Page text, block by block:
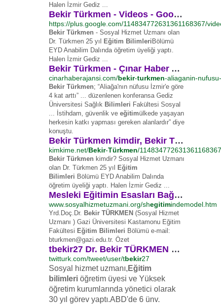
Halen İzmir Gediz ...
Bekir Türkmen - Videos - Google+
https://plus.google.com/114834772631361168367/
Bekir Türkmen - Sosyal Hizmet Uzmanı olan
Dr. Türkmen 25 yıl
Eğitim Bilimleri Bölümü
EYD Anabilim Dalında öğretim üyeliği yaptı.
Halen İzmir Gediz ...
Bekir Türkmen - Çınar Haber Ajansı
cinarhaberajansi.com/bekir-turkmen-aliaganin-
Bekir Türkmen; “Aliağa'nın nüfusu İzmir'e göre
4 kat arttı” ... düzenlenen konferansa Gediz
Üniversitesi Sağlık Bilimleri Fakültesi Sosyal
... İstihdam, güvenlik ve eğitimülkede yaşayan
herkesin katkı yapması gereken alanlardır” diye
konuştu.
Bekir Türkmen kimdir, Bekir Türkmen resimleri, fotoğrafları ...
kimkime.net/Bekir-Türkmen/114834772631361168367
Bekir Türkmen kimdir? Sosyal Hizmet Uzmanı
olan Dr. Türkmen 25 yıl
Eğitim
Bilimleri Bölümü EYD Anabilim Dalında
öğretim üyeliği yaptı. Halen İzmir Gediz ...
Mesleki Eğitimin Esasları Bağlamında Sosyal Hizmet ...
www.sosyalhizmetuzmani.org/shegitimindemodel.htm
Yrd.Doç.Dr. Bekir TÜRKMEN (Sosyal Hizmet
Uzmanı ) Gazi Üniversitesi Kastamonu Eğitim
Fakültesi Eğitim Bilimleri Bölümü e-mail:
bturkmen@gazi.edu.tr. Özet
tbekir27 Dr. Bekir TÜRKMEN Tweetleri Twitter da Türkçe ...
twitturk.com/tweet/user/tbekir27
Sosyal hizmet uzmanı, Eğitim
bilimleri öğretim üyesi ve Yüksek
öğretim kurumlarında yönetici olarak
30 yıl görev yaptı.ABD'de 6 ünv.